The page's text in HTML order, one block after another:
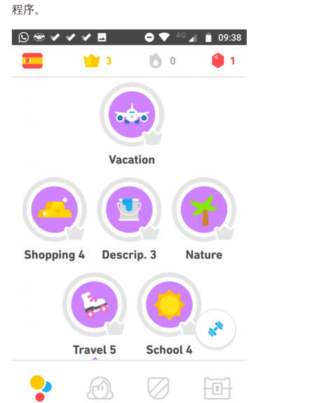
程序。